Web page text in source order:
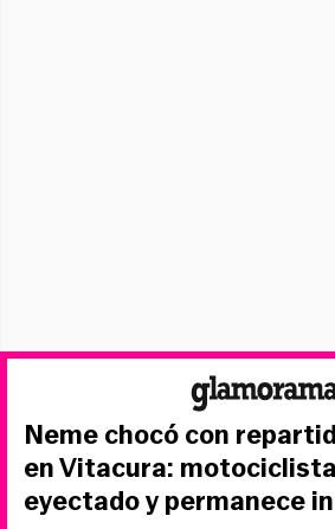
Neme chocó con
en Vitacura:
eyectado y permanece